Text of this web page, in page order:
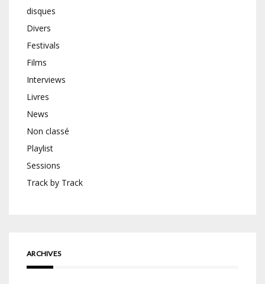
disques
Divers
Festivals
Films
Interviews
Livres
News
Non classé
Playlist
Sessions
Track by Track
ARCHIVES